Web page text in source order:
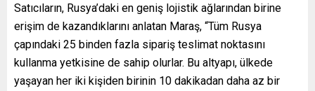
Satıcıların, Rusya’daki en geniş lojistik ağlarından birine
erişim de kazandıklarını anlatan Maraş, “Tüm Rusya
çapındaki 25 binden fazla sipariş teslimat noktasını
kullanma yetkisine de sahip olurlar. Bu altyapı, ülkede
yaşayan her iki kişiden birinin 10 dakikadan daha az bir